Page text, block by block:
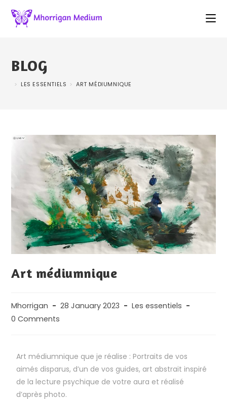
BLOG
> LES ESSENTIELS > ART MÉDIUMNIQUE
Art médiumnique
Mhorrigan 28 January 2023
Les essentiels
0 Comments
Art médiumnique que je réalise : Portraits de vos
aimés disparus, d’un de vos guides, art abstrait inspiré
de la lecture psychique de votre aura et réalisé
d’après photo.